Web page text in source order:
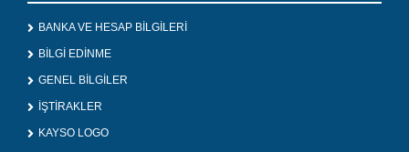
BANKA VE HESAP BİLGİLERİ
BİLGİ EDİNME
GENEL BİLGİLER
İŞTİRAKLER
KAYSO LOGO